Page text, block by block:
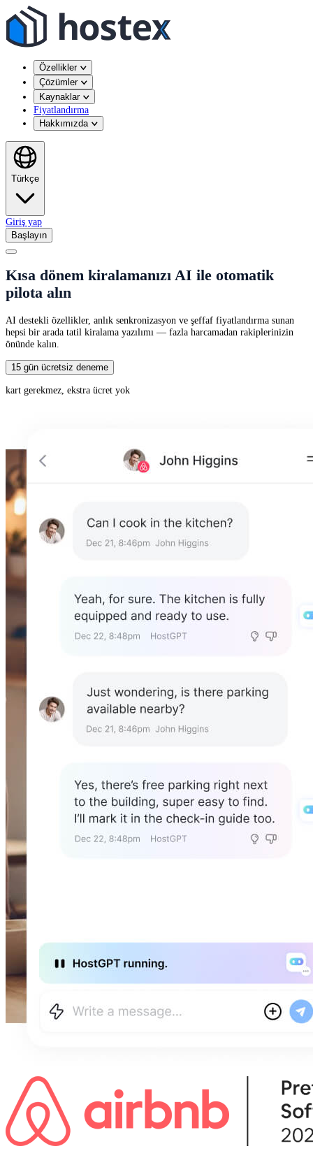
Özellikler
Çözümler
Kaynaklar
Fiyatlandırma
Hakkımızda
Türkçe
Giriş yap
Başlayın
Kısa dönem kiralamanızı AI ile otomatik
pilota alın
AI destekli özellikler, anlık senkronizasyon ve şeffaf fiyatlandırma sunan
hepsi bir arada tatil kiralama yazılımı — fazla harcamadan rakiplerinizin
önünde kalın.
15 gün ücretsiz deneme
kart gerekmez, ekstra ücret yok